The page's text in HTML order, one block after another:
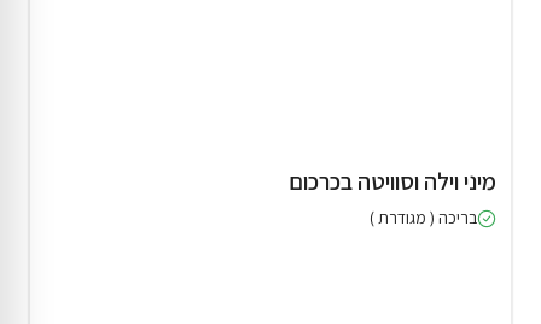
מיני וילה וסוויטה בכרכום
בריכה ( מגודרת )